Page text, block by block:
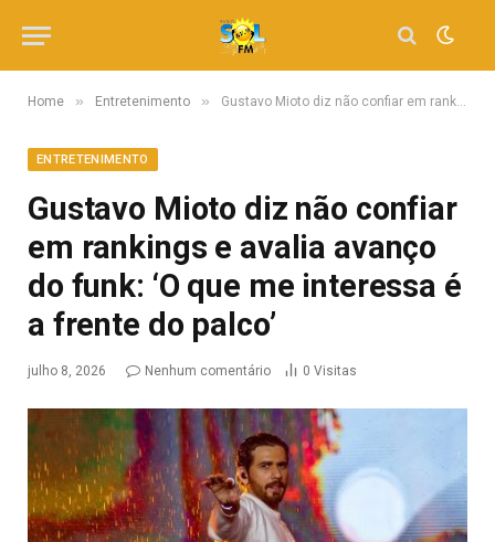
Home » Entretenimento » Gustavo Mioto diz não confiar em rankings e avalia avanço do funk: ‘O que me interessa é a frente do palco’
ENTRETENIMENTO
Gustavo Mioto diz não confiar
em rankings e avalia avanço
do funk: ‘O que me interessa é
a frente do palco’
julho 8, 2026 Nenhum comentário 0 Visitas